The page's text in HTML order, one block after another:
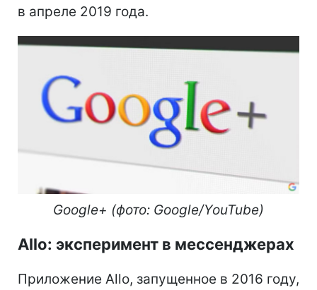
в апреле 2019 года.
Google+ (фото: Google/YouTube)
Allo: эксперимент в мессенджерах
Приложение Allo, запущенное в 2016 году,